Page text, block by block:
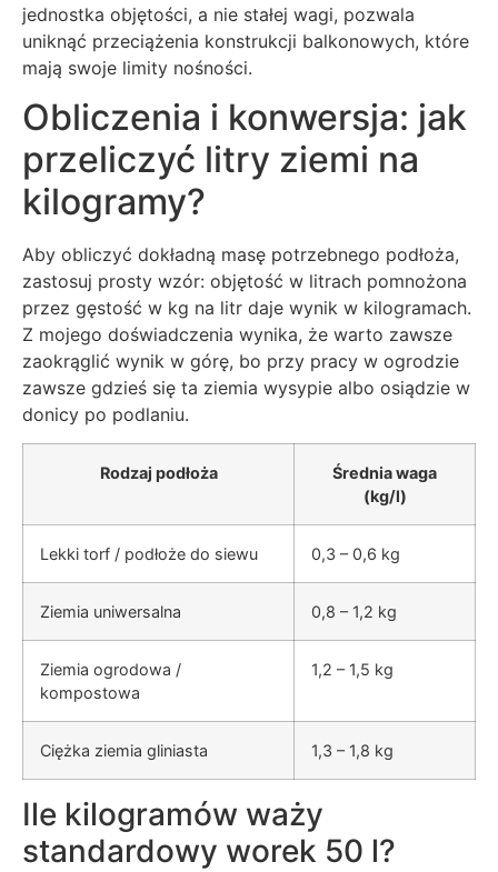
jednostka objętości, a nie stałej wagi, pozwala
uniknąć przeciążenia konstrukcji balkonowych, które
mają swoje limity nośności.
Obliczenia i konwersja: jak
przeliczyć litry ziemi na
kilogramy?
Aby obliczyć dokładną masę potrzebnego podłoża,
zastosuj prosty wzór: objętość w litrach pomnożona
przez gęstość w kg na litr daje wynik w kilogramach.
Z mojego doświadczenia wynika, że warto zawsze
zaokrąglić wynik w górę, bo przy pracy w ogrodzie
zawsze gdzieś się ta ziemia wysypie albo osiądzie w
donicy po podlaniu.
Rodzaj podłoża
Średnia waga
(kg/l)
Lekki torf / podłoże do siewu 0,3 – 0,6 kg
Ziemia uniwersalna 0,8 – 1,2 kg
Ziemia ogrodowa /
kompostowa
1,2 – 1,5 kg
Ciężka ziemia gliniasta 1,3 – 1,8 kg
Ile kilogramów waży
standardowy worek 50 l?